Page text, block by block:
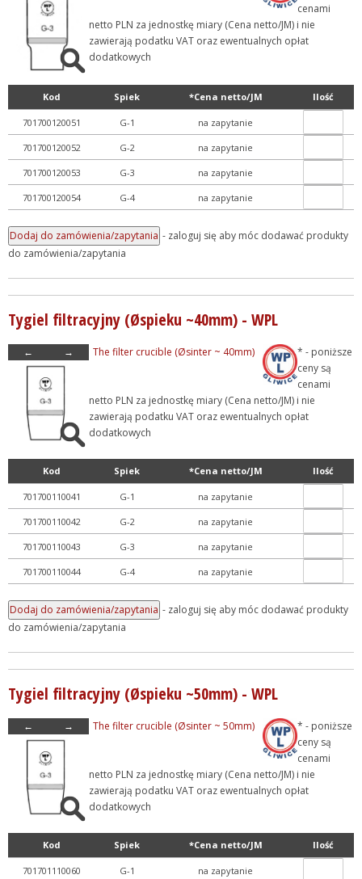
cenami
netto PLN za jednostkę miary (Cena netto/JM) i nie
zawierają podatku VAT oraz ewentualnych opłat
dodatkowych
Kod Spiek *Cena netto/JM Ilość
701700120051 G-1 na zapytanie
701700120052 G-2 na zapytanie
701700120053 G-3 na zapytanie
701700120054 G-4 na zapytanie
- zaloguj się aby móc dodawać produkty
do zamówienia/zapytania
Tygiel filtracyjny (Øspieku ~40mm) - WPL
← → The filter crucible (Øsinter ~ 40mm)
* - poniższe
ceny są
cenami
netto PLN za jednostkę miary (Cena netto/JM) i nie
zawierają podatku VAT oraz ewentualnych opłat
dodatkowych
Kod Spiek *Cena netto/JM Ilość
701700110041 G-1 na zapytanie
701700110042 G-2 na zapytanie
701700110043 G-3 na zapytanie
701700110044 G-4 na zapytanie
- zaloguj się aby móc dodawać produkty
do zamówienia/zapytania
Tygiel filtracyjny (Øspieku ~50mm) - WPL
← → The filter crucible (Øsinter ~ 50mm)
* - poniższe
ceny są
cenami
netto PLN za jednostkę miary (Cena netto/JM) i nie
zawierają podatku VAT oraz ewentualnych opłat
dodatkowych
Kod Spiek *Cena netto/JM Ilość
701701110060 G-1 na zapytanie